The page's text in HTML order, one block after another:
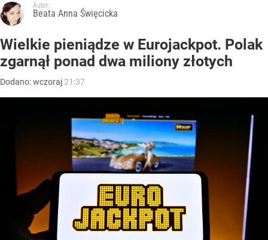
Autor:
Beata Anna Święcicka
Wielkie pieniądze w Eurojackpot. Polak
zgarnął ponad dwa miliony złotych
Dodano:wczoraj 21:37